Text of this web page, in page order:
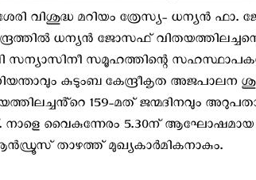
വിശുദ്ധ മറിയം ത്രേസ്യ- ധന്യൻ
ധന്യൻ ജോസഫ്
സന്യാസിനീ സമൂഹത്തിന്റെ
കുടുംബ കേന്ദ്രീകൃത അജപാലന
159-മത് ജന്മദിനവും
നാളെ വൈകുന്നേരം 5.30ന്
താഴത്ത് മുഖ്യകാർമികനാകും.